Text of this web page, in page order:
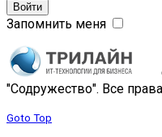
Запомнить меня
©
"Содружество". Все
Goto Top